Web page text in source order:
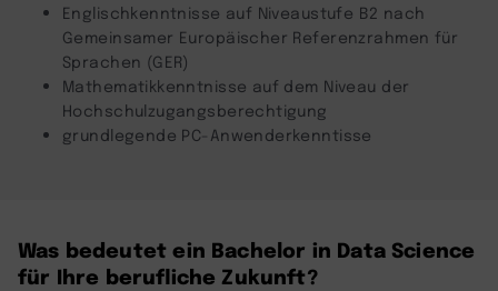
Englischkenntnisse auf Niveaustufe B2 nach
Gemeinsamer Europäischer Referenzrahmen für
Sprachen (GER)
Mathematikkenntnisse auf dem Niveau der
Hochschulzugangsberechtigung
grundlegende PC-Anwenderkenntisse
Was bedeutet ein Bachelor in Data Science
für Ihre berufliche Zukunft?